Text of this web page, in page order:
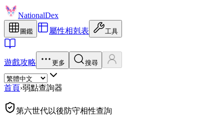
NationalDex
圖鑑 屬性相剋表 工具
遊戲攻略 更多 搜尋
首頁›弱點查詢器
第六世代以後防守相性查詢